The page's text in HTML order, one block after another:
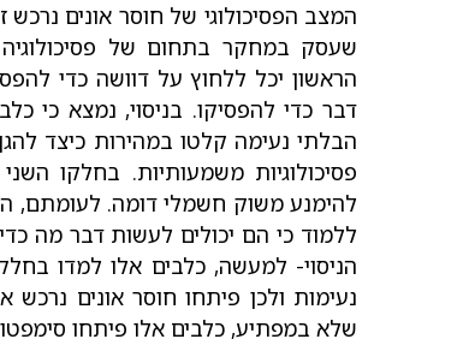
המצב הפסיכולוגי של חוסר אונים נרכש
שעסק במחקר בתחום של
הראשון יכל ללחוץ על דוושה כדי
דבר כדי להפסיקו. בניסוי, נמצא כי
הבלתי נעימה קלטו במהירות כיצד
פסיכולוגיות משמעותיות. בחלקו
להימנע משוק חשמלי דומה. לעומתם,
ללמוד כי הם יכולים לעשות דבר מה
הניסוי- למעשה, כלבים אלו למדו
נעימות ולכן פיתחו חוסר אונים
שלא במפתיע, כלבים אלו פיתחו